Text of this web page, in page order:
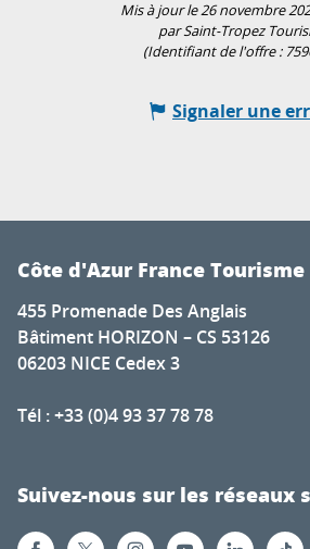
Mis à jour le 26 novembre
par Saint-Tropez
(Identifiant de l'offre :
Signaler une
Côte d'Azur France Tourisme
455 Promenade Des Anglais
Bâtiment HORIZON – CS 53126
06203 NICE Cedex 3
Tél : +33 (0)4 93 37 78 78
Suivez-nous sur les réseaux